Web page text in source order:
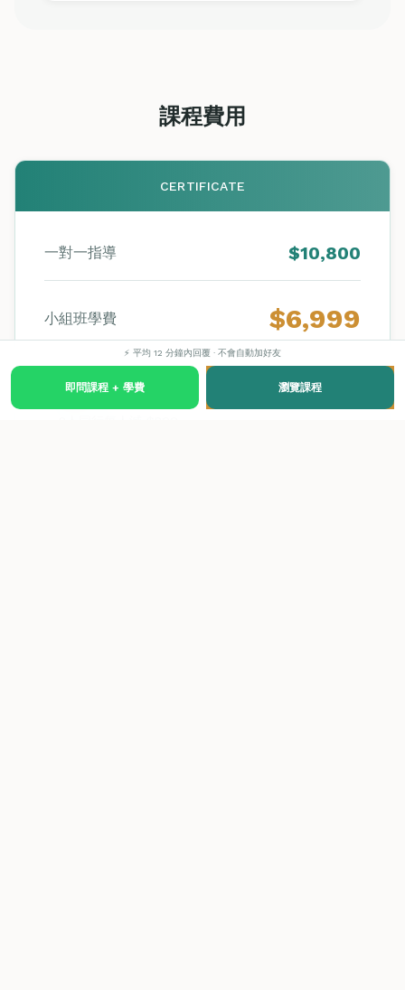
課程費用
CERTIFICATE
一對一指導 $10,800
小組班學費 $6,999
優惠：
⚡ 平均 12 分鐘內回覆 · 不會自動加好友
即問課程 + 學費 瀏覽課程